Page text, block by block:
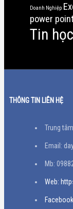
Doanh Nghiệp
power point
Tin
THÔNG TIN LIÊN HỆ
Trung
Email:
Mb:
Web: